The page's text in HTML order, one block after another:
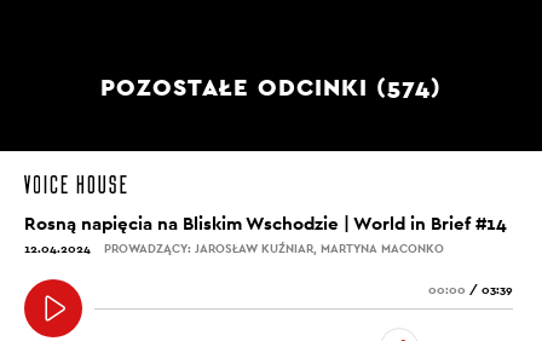
POZOSTAŁE ODCINKI (574)
Rosną napięcia na Bliskim Wschodzie | World in Brief #14
12.04.2024 PROWADZĄCY: JAROSŁAW KUŹNIAR, MARTYNA MACONKO
00:00 / 03:39